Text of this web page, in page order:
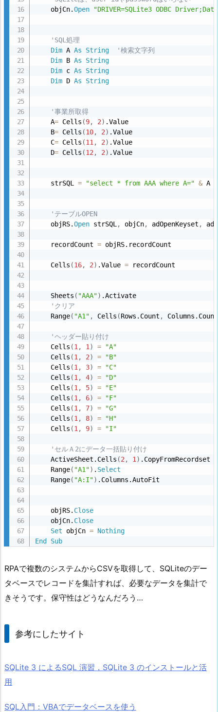
    objCn.
Open "DRIVER=SQLite3 ODBC
'SQL処理
Dim A As String
'検索文字列
Dim B As
String
Dim c As
String
Dim D As String
'事業所取得
    A
= Cells (9, 2) .Value
    B
= Cells (10, 2) .Value
    C
= Cells (11, 2) .Value
    D
= Cells (12, 2) .Value
    strSQL
= "select * from AAA where A=" & A
'テーブルOPEN
    objRS.
Open strSQL, objCn, adOpenKeyset ,
    recordCount
= objRS.recordCount
    Cells
(16, 2) .Value = recordCount
    Sheets
( "AAA") .Activate
'クリア
    Range
( "A1" , Cells (Rows.Count , Columns.Count
'ヘッダー貼り付け
    Cells
(1, 1) =
"A"
    Cells
(1, 2) =
"B"
    Cells
(1, 3) =
"C"
    Cells
(1, 4) =
"D"
    Cells
(1, 5) =
"E"
    Cells
(1, 6) =
"F"
    Cells
(1, 7) =
"G"
    Cells
(1, 8) =
"H"
    Cells
(1, 9) = "I"
'セルＡ2にデータ一括貼り付け
    ActiveSheet.Cells
(2, 1) .CopyFromRecordset
    Range
( "A1") . Select
    Range
( "A:I") .Columns.AutoFit
    objRS.
Close
    objCn.
Close
Set objCn = Nothing
End
Sub
RPAで複数のシステムからCSVを取得して、SQLiteのデー
タベースでレコードを集計すれば、必要なデータを集計で
きそうです。保守性はどうなんだろう…
参考にしたサイト
SQLite 3 によるSQL 演習，SQLite 3 のインストールと活
用
SQL入門：VBAでデータベースを使う